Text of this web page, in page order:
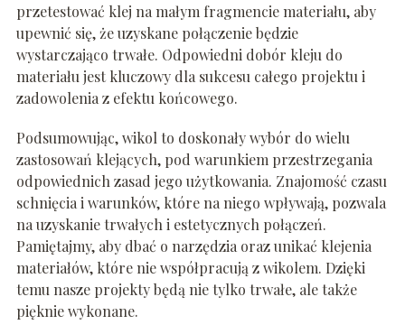
przetestować klej na małym fragmencie materiału, aby
upewnić się, że uzyskane połączenie będzie
wystarczająco trwałe. Odpowiedni dobór kleju do
materiału jest kluczowy dla sukcesu całego projektu i
zadowolenia z efektu końcowego.
Podsumowując, wikol to doskonały wybór do wielu
zastosowań klejących, pod warunkiem przestrzegania
odpowiednich zasad jego użytkowania. Znajomość czasu
schnięcia i warunków, które na niego wpływają, pozwala
na uzyskanie trwałych i estetycznych połączeń.
Pamiętajmy, aby dbać o narzędzia oraz unikać klejenia
materiałów, które nie współpracują z wikolem. Dzięki
temu nasze projekty będą nie tylko trwałe, ale także
pięknie wykonane.